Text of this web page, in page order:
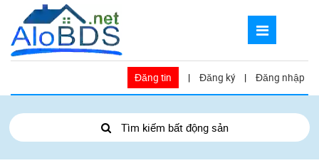
Đăng tin | Đăng ký | Đăng nhập
Tìm kiếm bất động sản